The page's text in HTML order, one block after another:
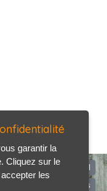
Mentions légales
garantir la
Cliquez sur le
les